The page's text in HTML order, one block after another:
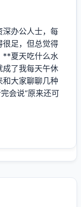
深办公人士，每
很足，但总觉得
**夏天吃什么水
了我每天午休
大家聊聊几种
会说“原来还可